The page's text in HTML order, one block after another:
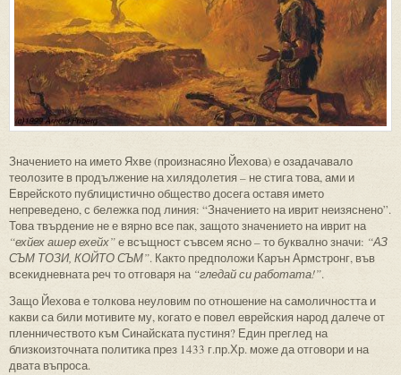
Значението на името Яхве (произнасяно Йехова) е озадачавало
теолозите в продължение на хилядолетия – не стига това, ами и
Еврейското публицистично общество досега оставя името
непреведено, с бележка под линия: “Значението на иврит неизяснено”.
Това твърдение не е вярно все пак, защото значението на иврит на
“ехйех ашер ехейх”е всъщност съвсем ясно – то буквално значи: “АЗ
СЪМ ТОЗИ, КОЙТО СЪМ”. Както предположи Карън Армстронг, във
всекидневната реч то отговаря на“гледай си работата!”.
Защо Йехова е толкова неуловим по отношение на самоличността и
какви са били мотивите му, когато е повел еврейския народ далече от
пленничеството към Синайската пустиня? Един преглед на
близкоизточната политика през 1433 г.пр.Хр. може да отговори и на
двата въпроса.